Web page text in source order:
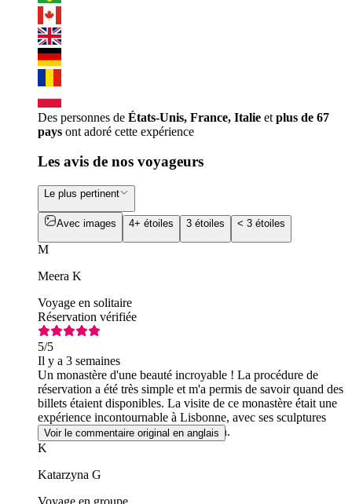
Des personnes de États-Unis, France, Italie et plus de 67
pays ont adoré cette expérience
Les avis de nos voyageurs
Le plus pertinent
Avec images 4+ étoiles 3 étoiles < 3 étoiles
M
Meera K
Voyage en solitaire
Réservation vérifiée
5/5
Il y a 3 semaines
Un monastère d'une beauté incroyable ! La procédure de
réservation a été très simple et m'a permis de savoir quand des
billets étaient disponibles. La visite de ce monastère était une
expérience incontournable à Lisbonne, avec ses sculptures
raffinées et magnifiques à chaque coin.
Voir le commentaire original en anglais
K
Katarzyna G
Voyage en groupe